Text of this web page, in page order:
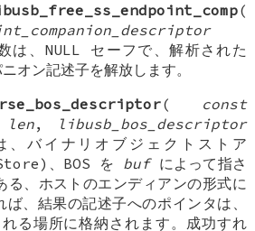
(
は、NULL セーフで、解析された
ン記述子を解放します。
(
const
,
libusb_bos_descriptor
バイナリオブジェクトストア
、BOS を bufによって指さ
、ホストのエンディアンの形式に
、結果の記述子へのポインタは、
る場所に格納されます。成功すれ